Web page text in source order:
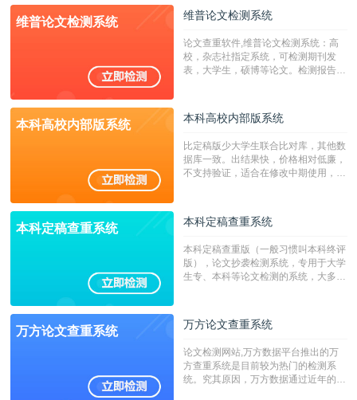
校用来检测硕博论文的系统，检测范围
广，数据来源真实，检测算法合理!本
字符数30万）
维普论文检测系统 维普论文检测系统
论文查重软件,维普论文检测系统：高
校，杂志社指定系统，可检测期刊发
表，大学生，硕博等论文。检测报告支
本科高校内部版系统 本科高校内部版系统
比定稿版少大学生联合比对库，其他数
据库一致。出结果快，价格相对低廉，
不支持验证，适合在修改中期使用，定
本科定稿查重系统 本科定稿查重系统
本科定稿查重版（一般习惯叫本科终评
版），论文抄袭检测系统，专用于大学
生专、本科等论文检测的系统，大多数
万方论文查重系统 万方论文查重系统
论文检测网站,万方数据平台推出的万
方查重系统是目前较为热门的检测系
统。究其原因，万方数据通过近年的发